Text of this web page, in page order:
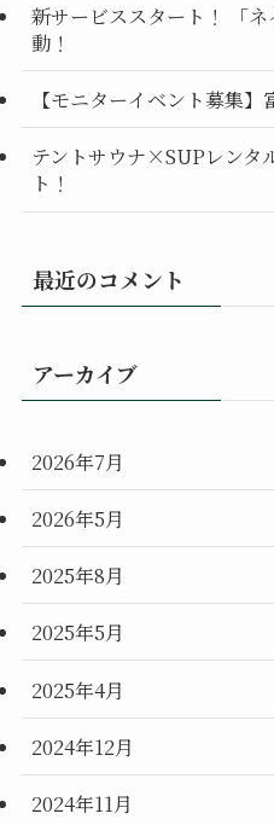
新サービススタート！ 「
動！
【モニターイベント募集
テントサウナ×SUPレンタ
ト！
最近のコメント
アーカイブ
2026年7月
2026年5月
2025年8月
2025年5月
2025年4月
2024年12月
2024年11月